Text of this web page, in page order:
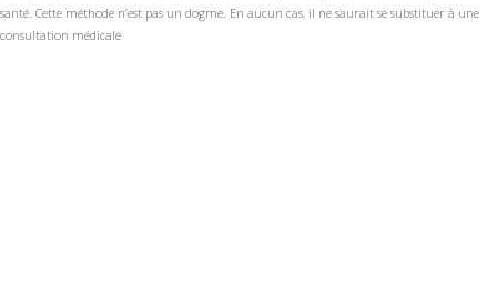
santé. Cette méthode n’est pas un dogme. En aucun cas, il ne saurait se substituer à une
consultation médicale